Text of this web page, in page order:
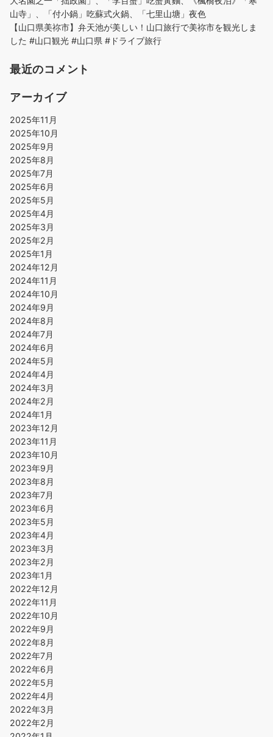
山寺」、「付小鍋」吃蘇式火鍋、「七里山塘」夜色
【山口県美祢市】弁天池が美しい！山口旅行で美祢市を観光しま
した #山口観光 #山口県 #ドライブ旅行
最近のコメント
アーカイブ
2025年11月
2025年10月
2025年9月
2025年8月
2025年7月
2025年6月
2025年5月
2025年4月
2025年3月
2025年2月
2025年1月
2024年12月
2024年11月
2024年10月
2024年9月
2024年8月
2024年7月
2024年6月
2024年5月
2024年4月
2024年3月
2024年2月
2024年1月
2023年12月
2023年11月
2023年10月
2023年9月
2023年8月
2023年7月
2023年6月
2023年5月
2023年4月
2023年3月
2023年2月
2023年1月
2022年12月
2022年11月
2022年10月
2022年9月
2022年8月
2022年7月
2022年6月
2022年5月
2022年4月
2022年3月
2022年2月